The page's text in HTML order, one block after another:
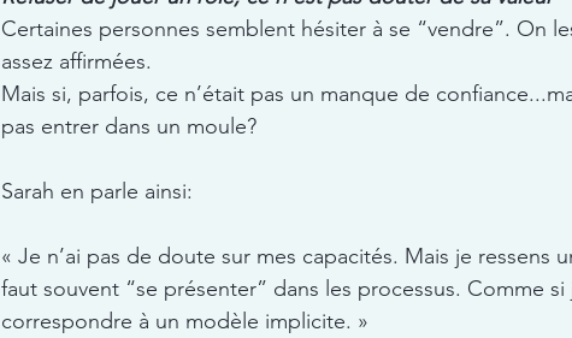
Certaines personnes semblent hésiter à se “vendre”. On
assez affirmées.
Mais si, parfois, ce n’était pas un manque de
pas entrer dans un moule?
Sarah en parle ainsi:
« Je n’ai pas de doute sur mes capacités. Mais je ressens
faut souvent “se présenter” dans les processus. Comme
correspondre à un modèle implicite. »